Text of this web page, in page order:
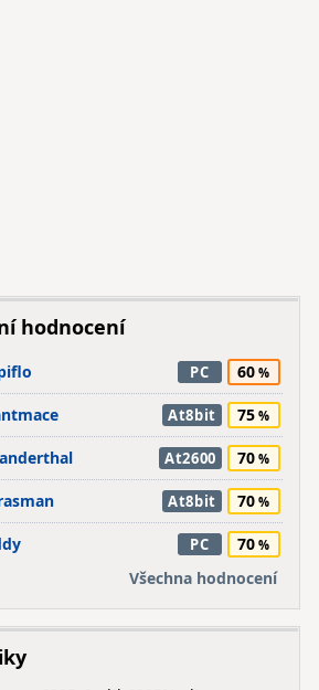
hodnocení
PC 60
At8bit 75
At2600 70
At8bit 70
PC
70
Všechna hodnocení